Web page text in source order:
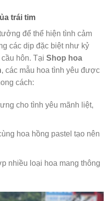
trái tim
để thể hiện tình cảm
các dịp đặc biệt như kỷ
hôn. Tại Shop hoa
, các mẫu hoa tình yêu được
cách:
cho tình yêu mãnh liệt,
hoa hồng pastel tạo nên
nhiều loại hoa mang thông